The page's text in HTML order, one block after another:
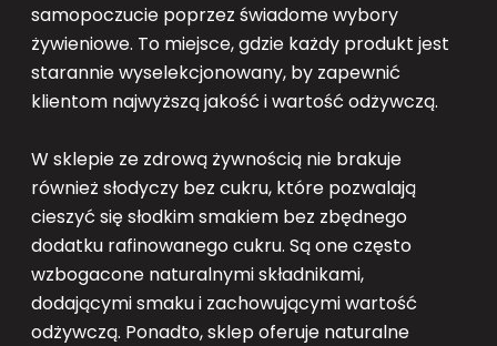
samopoczucie poprzez świadome wybory
żywieniowe. To miejsce, gdzie każdy produkt jest
starannie wyselekcjonowany, by zapewnić
klientom najwyższą jakość i wartość odżywczą.
W sklepie ze zdrową żywnością nie brakuje
również słodyczy bez cukru, które pozwalają
cieszyć się słodkim smakiem bez zbędnego
dodatku rafinowanego cukru. Są one często
wzbogacone naturalnymi składnikami,
dodającymi smaku i zachowującymi wartość
odżywczą. Ponadto, sklep oferuje naturalne